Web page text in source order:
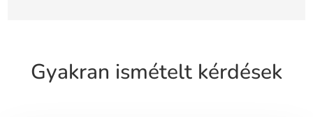
Gyakran ismételt kérdések